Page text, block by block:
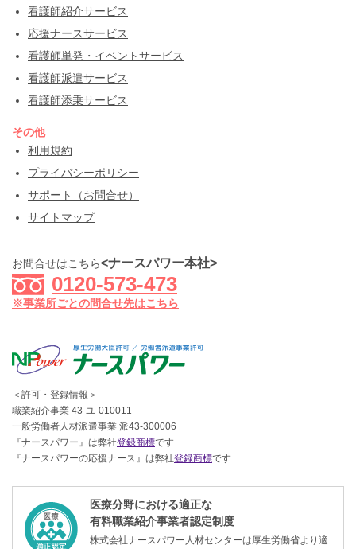
看護師紹介サービス
応援ナースサービス
看護師単発・イベントサービス
看護師派遣サービス
看護師添乗サービス
その他
利用規約
プライバシーポリシー
サポート（お問合せ）
サイトマップ
お問合せはこちら<ナースパワー本社>
0120-573-473
※事業所ごとの問合せ先はこちら
＜許可・登録情報＞
職業紹介事業 43-ユ-010011
一般労働者人材派遣事業 派43-300006
『ナースパワー』は弊社登録商標です
『ナースパワーの応援ナース』は弊社登録商標です
医療分野における適正な
有料職業紹介事業者認定制度
株式会社ナースパワー人材センターは厚生労働省より適